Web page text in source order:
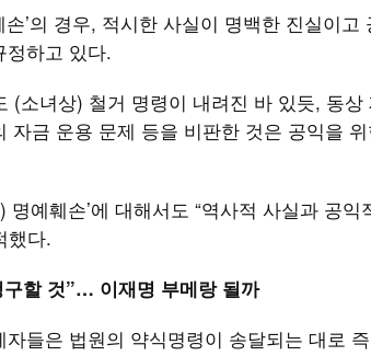
’의 경우, 적시한 사실이 명백한 진실이
정하고 있다.
(소녀상) 철거 명령이 내려진 바 있듯, 동
자금 운용 문제 등을 비판한 것은 공익을
명예훼손’에 대해서도 “역사적 사실과 공
했다.
할 것”… 이재명 부메랑 될까
들은 법원의 약식명령이 송달되는 대로